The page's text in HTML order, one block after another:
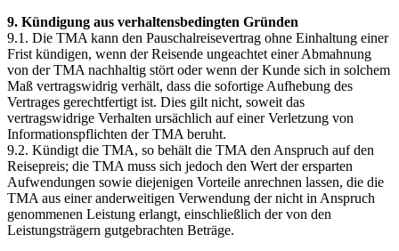
9. Kündigung aus verhaltensbedingten Gründen
9.1. Die TMA kann den Pauschalreisevertrag ohne Einhaltung einer
Frist kündigen, wenn der Reisende ungeachtet einer Abmahnung
von der TMA nachhaltig stört oder wenn der Kunde sich in solchem
Maß vertragswidrig verhält, dass die sofortige Aufhebung des
Vertrages gerechtfertigt ist. Dies gilt nicht, soweit das
vertragswidrige Verhalten ursächlich auf einer Verletzung von
Informationspflichten der TMA beruht.
9.2. Kündigt die TMA, so behält die TMA den Anspruch auf den
Reisepreis; die TMA muss sich jedoch den Wert der ersparten
Aufwendungen sowie diejenigen Vorteile anrechnen lassen, die die
TMA aus einer anderweitigen Verwendung der nicht in Anspruch
genommenen Leistung erlangt, einschließlich der von den
Leistungsträgern gutgebrachten Beträge.